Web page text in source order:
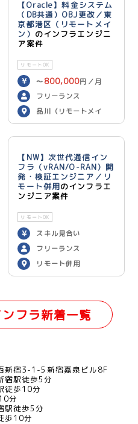
【Oracle】料金システム
（DB共通）OBJ更改／東
京都港区（リモートメイ
ン） のインフラエンジニ
ア案件
リモートOK
〜 800,000円／月
フリーランス
品川（リモートメイ
ン）
【NW】次世代通信イン
フラ（vRAN/O-RAN）開
発・検証エンジニア／リ
モート併用のインフラエ
ンジニア案件
リモートOK
スキル見合い
フリーランス
リモート併用
フラ新着一覧
新宿3-1-5新宿嘉泉ビル8F
宿駅徒歩5分
徒歩10分
分
駅徒歩5分
歩10分